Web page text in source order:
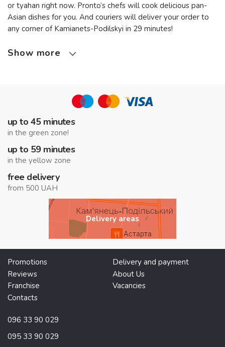
or tyahan right now. Pronto’s chefs will cook delicious pan-
Asian dishes for you. And couriers will deliver your order to
any corner of Kamianets-Podilskyi in 29 minutes!
Show more
up to 45 minutes
in the green zone!
up to 59 minutes
in the yellow zone
free delivery
from 500 UAH
Delivery areas
Promotions
Delivery and payment
Reviews
About Us
Franchise
Vacancies
Contacts
096 33 90 029
095 33 90 029